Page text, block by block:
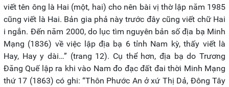
viết tên ông là Hai (một, hai) cho nên bài vị thờ lập năm 1985
cũng viết là Hai. Bản gia phả này trước đây cũng viết chữ Hai
i ngắn. Đến năm 2000, do lục tìm nguyên bản số địa bạ Minh
Mạng (1836) về việc lập địa bạ 6 tỉnh Nam kỳ, thấy viết là
Hay, Hay y dài…” (trang 12). Cụ thể hơn, địa bạ do Trương
Đăng Quế lập ra khi vào Nam đo đạc đất đai thời Minh Mạng
thứ 17 (1863) có ghi: “Thôn Phước An ở xứ Thị Dả, Đông Tây